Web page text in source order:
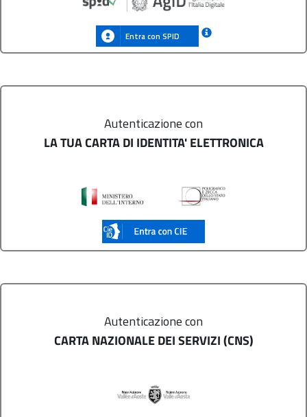
Entra con SPID
Autenticazione con
LA TUA CARTA DI IDENTITA' ELETTRONICA
Autenticazione con
CARTA NAZIONALE DEI SERVIZI (CNS)